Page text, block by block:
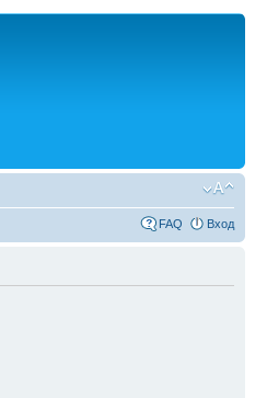
FAQ Вход